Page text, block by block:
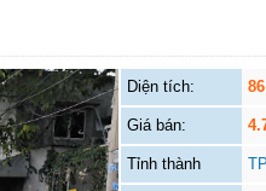
Diện tích: 86
Giá bán:
Tỉnh thành